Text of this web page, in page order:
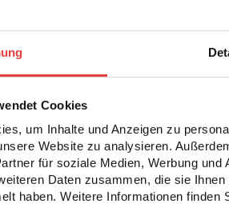
Cookies
um Inhalte und Anzeigen zu
Website zu analysieren.
für soziale Medien, Werbung
Daten zusammen, die sie
haben. Weitere Informationen finden
Montagemitarbeiter
Wiesloch